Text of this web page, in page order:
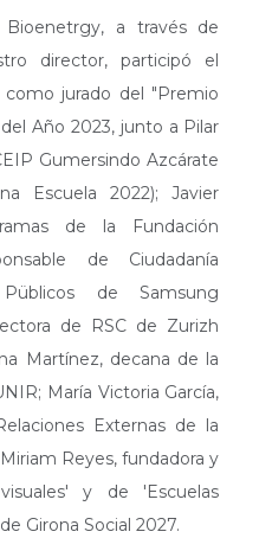
Bioenetrgy, a través de
director, participó el
jurado del "Premio
Año 2023, junto a Pilar
Gumersindo Azcárate
Escuela 2022); Javier
de la Fundación
de Ciudadanía
de Samsung
de RSC de Zurizh
Martínez, decana de la
María Victoria García,
Externas de la
Reyes, fundadora y
y de 'Escuelas
Girona Social 2027.